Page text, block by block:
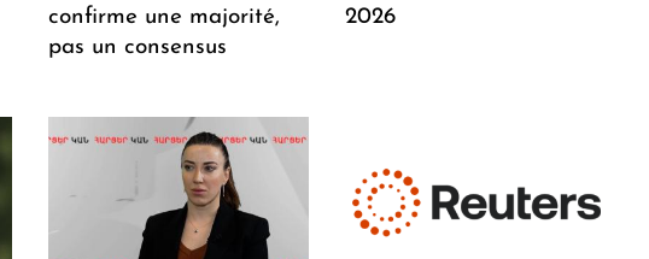
confirme une majorité,
pas un consensus
2026